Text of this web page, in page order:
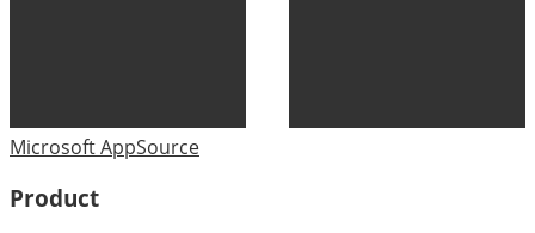
Microsoft AppSource
Product